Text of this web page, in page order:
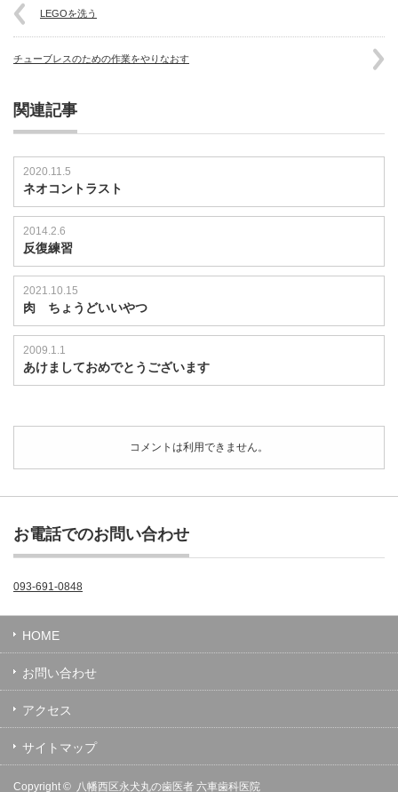
LEGOを洗う
チューブレスのための作業をやりなおす
関連記事
2020.11.5
ネオコントラスト
2014.2.6
反復練習
2021.10.15
肉 ちょうどいいやつ
2009.1.1
あけましておめでとうございます
コメントは利用できません。
お電話でのお問い合わせ
093-691-0848
HOME
お問い合わせ
アクセス
サイトマップ
Copyright © 八幡西区永犬丸の歯医者 六車歯科医院